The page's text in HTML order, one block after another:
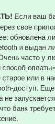
Если ваш
свое
обновлена
и выдан
часто у
или в
доступ.
не
банк